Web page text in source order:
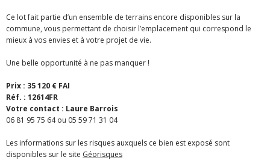
Ce lot fait partie d’un ensemble de terrains encore disponibles sur la
commune, vous permettant de choisir l’emplacement qui correspond le
mieux à vos envies et à votre projet de vie.
Une belle opportunité à ne pas manquer !
Prix : 35 120 € FAI
Réf. : 12614FR
Votre contact : Laure Barrois
06 81 95 75 64 ou 05 59 71 31 04
Les informations sur les risques auxquels ce bien est exposé sont
disponibles sur le site Géorisques